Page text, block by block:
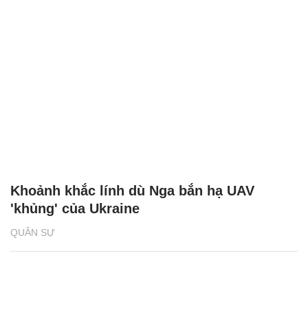
QUÂN SỰ
Khoảnh khắc lính dù Nga bắn hạ UAV
'khủng' của Ukraine